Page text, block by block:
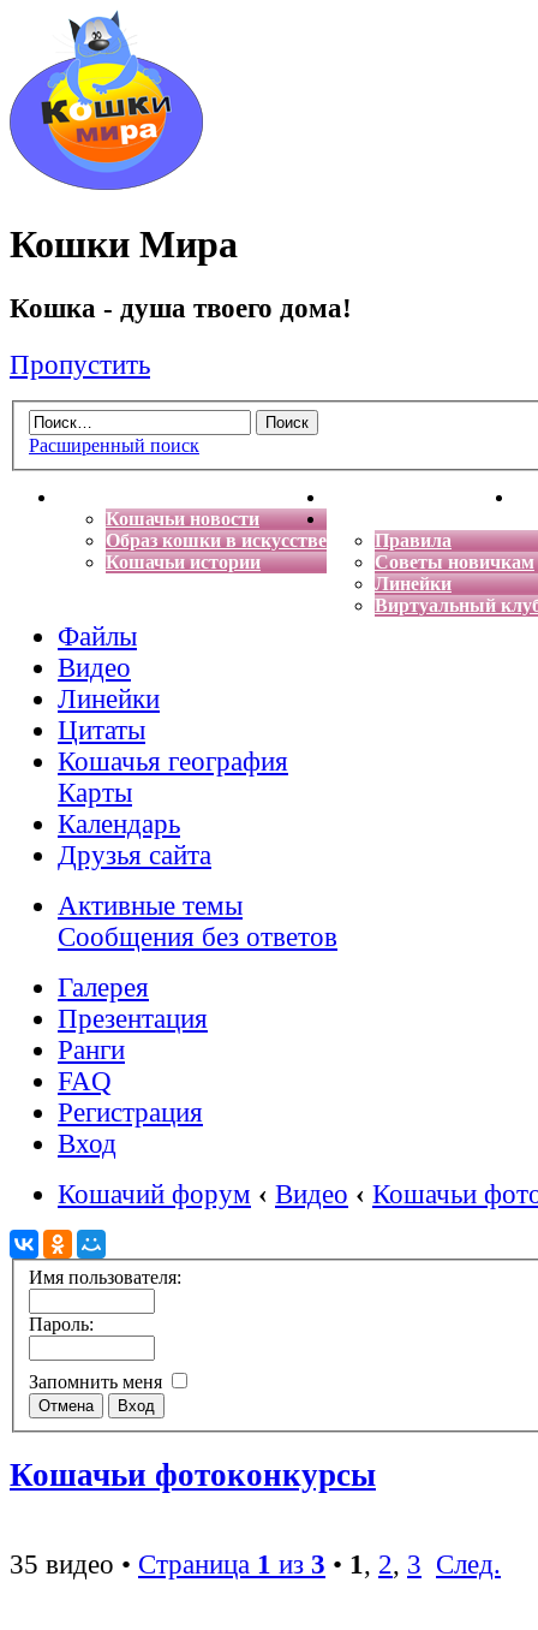
Кошки Мира
Кошка - душа твоего дома!
Пропустить
Расширенный поиск
Кошачьи новости
Образ кошки в искусстве
Кошачьи истории
Энциклопедия кошек
Правила
Советы новичкам
Линейки
Виртуальный
Файлы
Видео
Линейки
Цитаты
Кошачья география
Карты
Календарь
Друзья сайта
Активные темы
Сообщения без ответов
Галерея
Презентация
Ранги
FAQ
Регистрация
Вход
Кошачий форум ‹ Видео ‹ Кошачьи
Имя пользователя:
Пароль:
Запомнить меня
Кошачьи фотоконкурсы
35 видео • Страница 1 из 3 • 1, 2, 3 След.